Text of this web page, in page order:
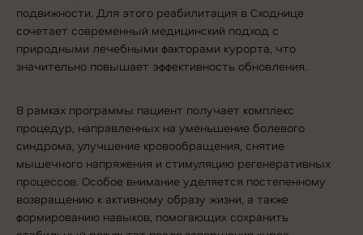
подвижности. Для этого реабилитация в Сходнице
сочетает современный медицинский подход с
природными лечебными факторами курорта, что
значительно повышает эффективность обновления.
В рамках программы пациент получает комплекс
процедур, направленных на уменьшение болевого
синдрома, улучшение кровообращения, снятие
мышечного напряжения и стимуляцию регенеративных
процессов. Особое внимание уделяется постепенному
возвращению к активному образу жизни, а также
формированию навыков, помогающих сохранить